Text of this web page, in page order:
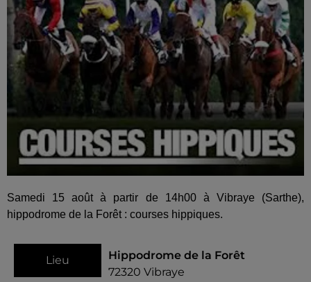
Samedi 15 août à partir de 14h00 à Vibraye (Sarthe),
hippodrome de la Forêt : courses hippiques.
Lieu
Hippodrome de la Forêt
72320 Vibraye